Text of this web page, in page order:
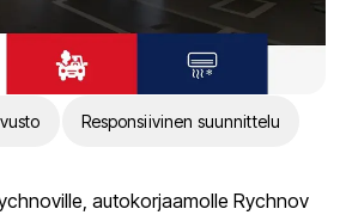
Responsiivinen suunnittelu
autokorjaamolle Rychnov